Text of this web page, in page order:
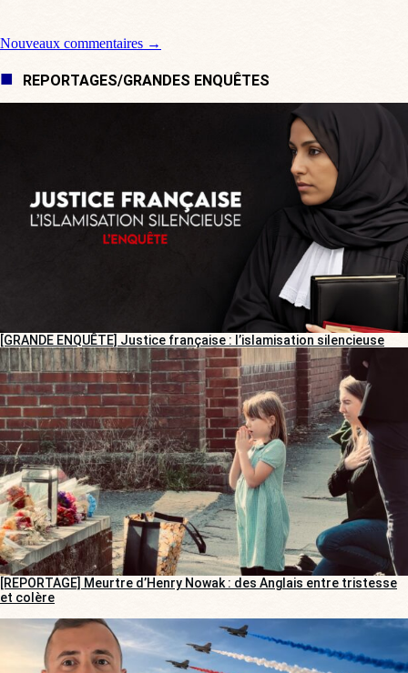
Navigation de commentaire
Nouveaux commentaires →
REPORTAGES/GRANDES ENQUÊTES
[GRANDE ENQUÊTE] Justice française : l’islamisation silencieuse
[REPORTAGE] Meurtre d’Henry Nowak : des Anglais entre tristesse
et colère